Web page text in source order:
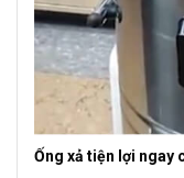
Ống xả tiện lợi ngay